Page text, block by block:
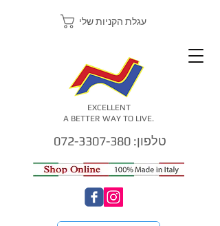
טלפון: 072-3307-380
עגלת הקניות שלי
EXCELLENT
A BETTER WAY TO LIVE.